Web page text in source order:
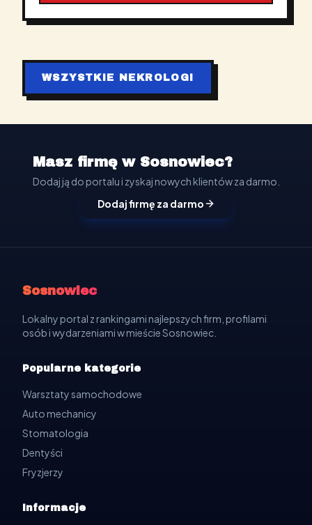
WSZYSTKIE NEKROLOGI
Masz firmę w Sosnowiec?
Dodaj ją do portalu i zyskaj nowych klientów za darmo.
Dodaj firmę za darmo
Sosnowiec
Lokalny portal z rankingami najlepszych firm, profilami
osób i wydarzeniami w mieście Sosnowiec.
Popularne kategorie
Warsztaty samochodowe
Auto mechanicy
Stomatologia
Dentyści
Fryzjerzy
Informacje